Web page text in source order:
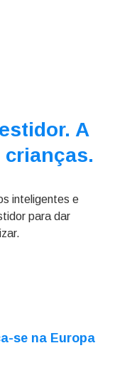
A
inteligentes e
para dar
se na Europa